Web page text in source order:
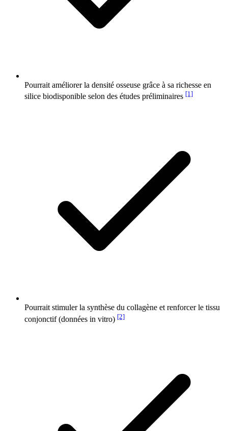
Pourrait améliorer la densité osseuse grâce à sa richesse en
silice biodisponible selon des études préliminaires [1]
Pourrait stimuler la synthèse du collagène et renforcer le tissu
conjonctif (données in vitro) [2]